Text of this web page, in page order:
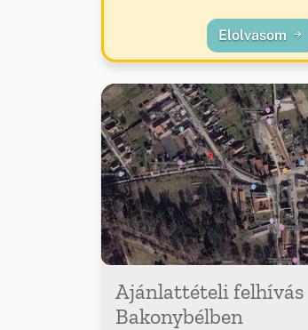
Elolvasom
Ajánlattételi felhívás
Bakonybélben